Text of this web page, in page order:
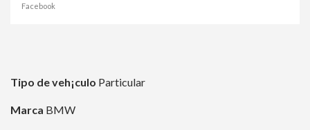
Facebook
Tipo de veh¡culo Particular
Marca BMW